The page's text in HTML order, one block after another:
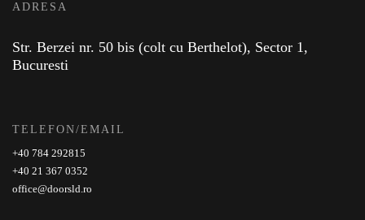
ADRESA
Str. Berzei nr. 50 bis (colt cu Berthelot), Sector 1,
Bucuresti
TELEFON/EMAIL
+40 784 292815
+40 21 367 0352
office@doorsld.ro